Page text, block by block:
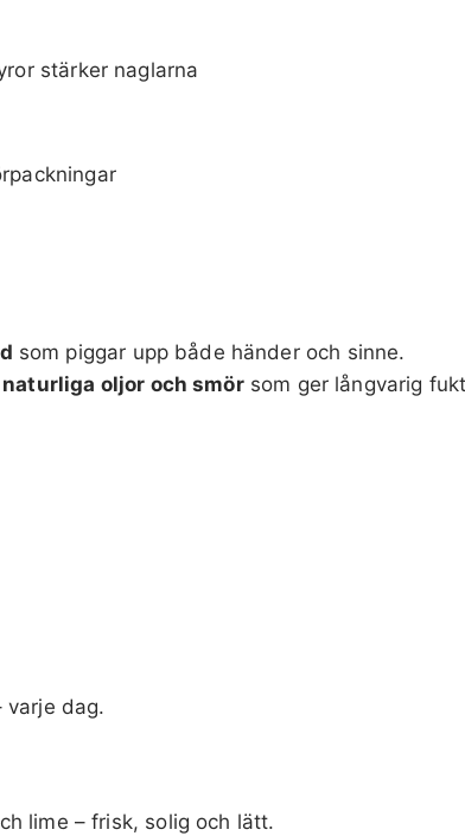
stärker naglarna
som piggar upp både händer och sinne.
naturliga oljor och smörsom ger långvarig
varje dag.
lime – frisk, solig och lätt.